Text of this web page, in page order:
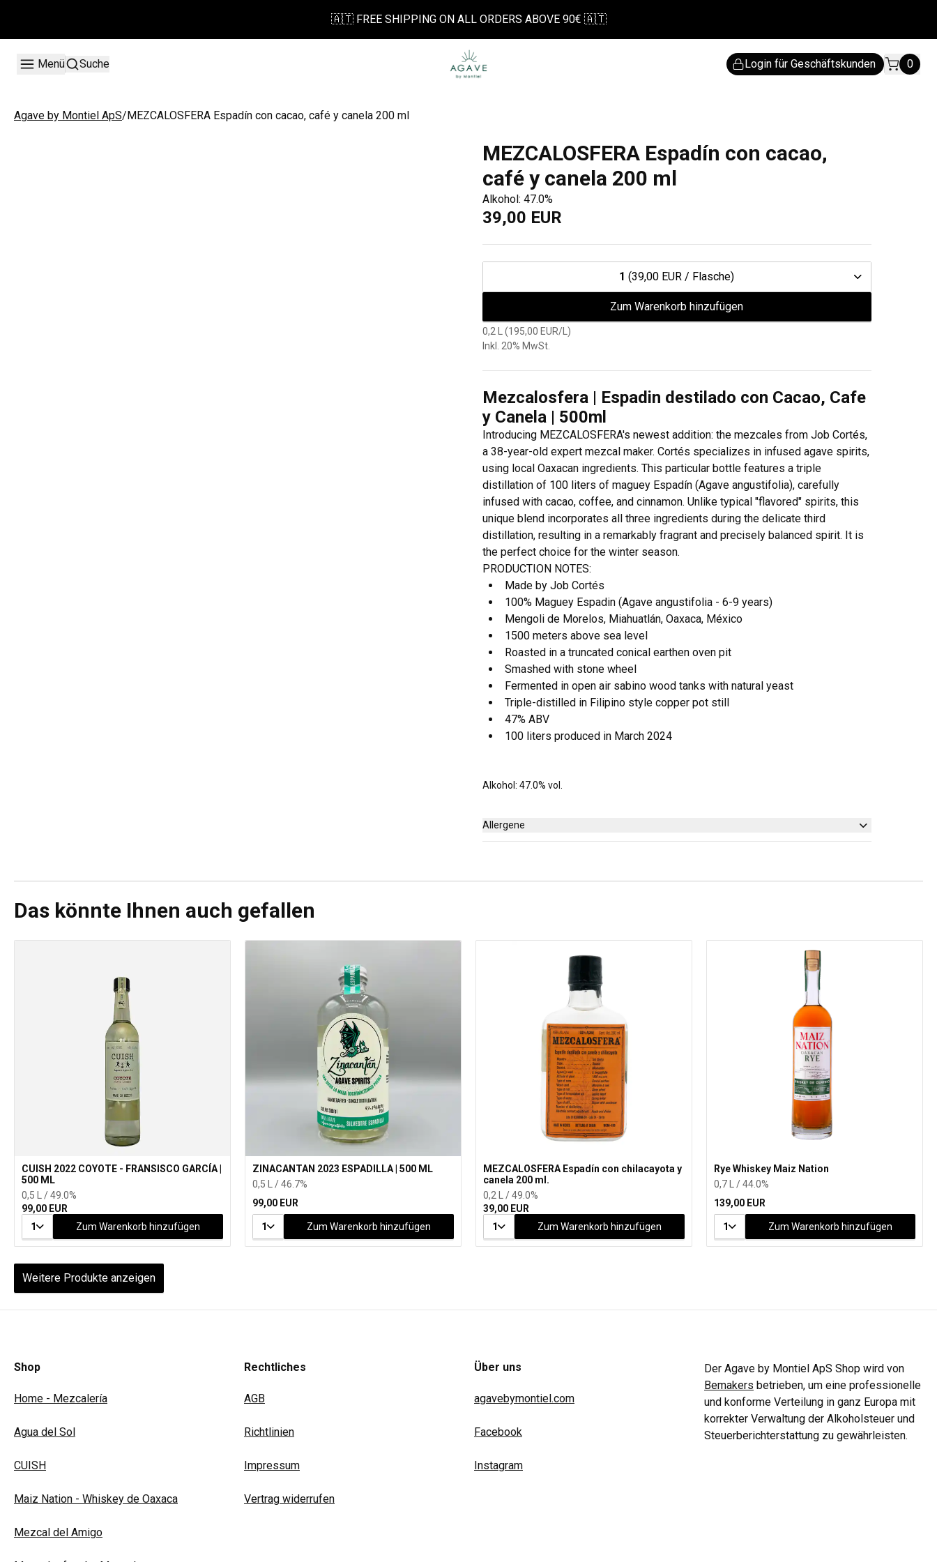
🇦🇹 FREE SHIPPING ON ALL ORDERS ABOVE 90€ 🇦🇹
Menü Suche Login für Geschäftskunden 0
Agave by Montiel ApS/MEZCALOSFERA Espadín con cacao, café y canela 200 ml
MEZCALOSFERA Espadín con cacao,
café y canela 200 ml
Alkohol: 47.0%
39,00 EUR
1 (39,00 EUR / Flasche)
Zum Warenkorb hinzufügen
0,2 L (195,00 EUR/L)
Inkl. 20% MwSt.
Mezcalosfera | Espadin destilado con Cacao, Cafe
y Canela | 500ml
Introducing MEZCALOSFERA's newest addition: the mezcales from Job Cortés,
a 38-year-old expert mezcal maker. Cortés specializes in infused agave spirits,
using local Oaxacan ingredients. This particular bottle features a triple
distillation of 100 liters of maguey Espadín (Agave angustifolia), carefully
infused with cacao, coffee, and cinnamon. Unlike typical "flavored" spirits, this
unique blend incorporates all three ingredients during the delicate third
distillation, resulting in a remarkably fragrant and precisely balanced spirit. It is
the perfect choice for the winter season.
PRODUCTION NOTES:
Made by Job Cortés
100% Maguey Espadin (Agave angustifolia - 6-9 years)
Mengoli de Morelos, Miahuatlán, Oaxaca, México
1500 meters above sea level
Roasted in a truncated conical earthen oven pit
Smashed with stone wheel
Fermented in open air sabino wood tanks with natural yeast
Triple-distilled in Filipino style copper pot still
47% ABV
100 liters produced in March 2024
Alkohol: 47.0% vol.
Allergene
Das könnte Ihnen auch gefallen
CUISH 2022 COYOTE - FRANSISCO GARCÍA |
500 ML
0,5 L / 49.0%
99,00 EUR
1
Zum Warenkorb hinzufügen
ZINACANTAN 2023 ESPADILLA | 500 ML
0,5 L / 46.7%
99,00 EUR
1 Zum Warenkorb hinzufügen
MEZCALOSFERA Espadín con chilacayota y
canela 200 ml.
0,2 L / 49.0%
39,00 EUR
1
Zum Warenkorb hinzufügen
Rye Whiskey Maiz Nation
0,7 L / 44.0%
139,00 EUR
1 Zum Warenkorb hinzufügen
Weitere Produkte anzeigen
Shop
Home - Mezcalería
Agua del Sol
CUISH
Maiz Nation - Whiskey de Oaxaca
Mezcal del Amigo
Rechtliches
AGB
Richtlinien
Impressum
Vertrag widerrufen
Über uns
agavebymontiel.com
Facebook
Instagram
Der Agave by Montiel ApS Shop wird von
Bemakers betrieben, um eine professionelle
und konforme Verteilung in ganz Europa mit
korrekter Verwaltung der Alkoholsteuer und
Steuerberichterstattung zu gewährleisten.